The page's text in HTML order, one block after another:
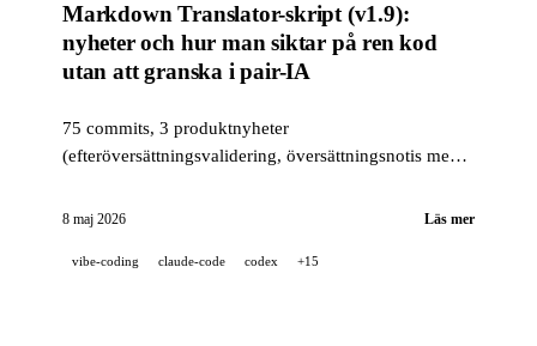
Markdown Translator-skript (v1.9):
nyheter och hur man siktar på ren kod
utan att granska i pair-IA
75 commits, 3 produktnyheter
(efteröversättningsvalidering, översättningsnotis med
industriell klass (14 hooks, 229 tester, AI-assisterad
är 100 % utvecklat i pair-IA.
8 maj 2026 Läs mer
vibe-coding claude-code codex +15